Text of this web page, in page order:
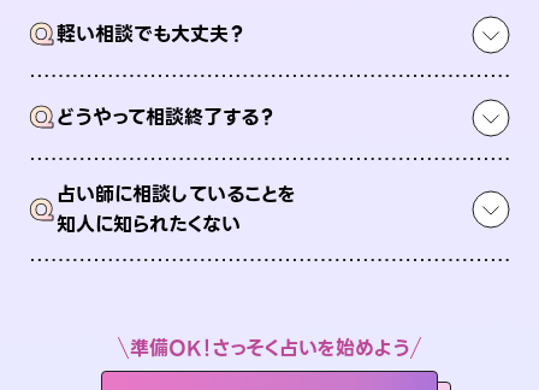
Q軽い相談でも大丈夫？
Qどうやって相談終了する？
Q占い師に相談していることを
知人に知られたくない
準備OK！さっそく占いを始めよう